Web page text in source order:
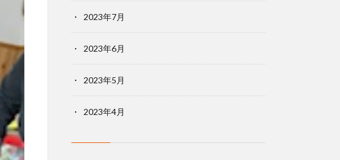
2023年7月
2023年6月
2023年5月
2023年4月